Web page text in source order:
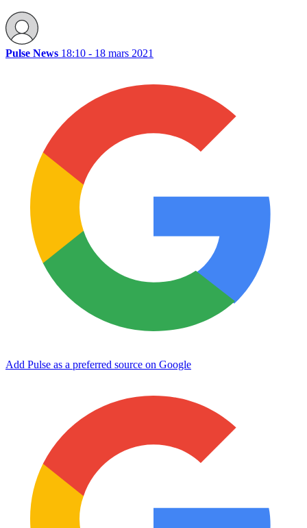
Pulse News 18:10 - 18 mars 2021
Add Pulse as a preferred source on Google